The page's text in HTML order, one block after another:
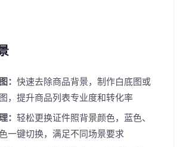
： 快速去除商品背景，制作白底图或
，提升商品列表专业度和转化率
： 轻松更换证件照背景颜色，蓝色、
一键切换，满足不同场景要求